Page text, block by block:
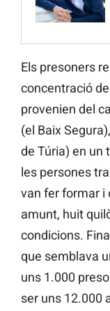
Els presoners
concentració
provenien del
(el Baix
de Túria) en un
les persones
van fer formar i
amunt, huit
condicions.
que semblava
uns 1.000
ser uns 12.000